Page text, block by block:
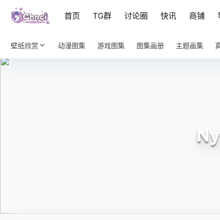
首页 TG群 讨论圈 快讯 商铺
壁纸欣赏 动漫图集 游戏图集 图集画册 主题画集